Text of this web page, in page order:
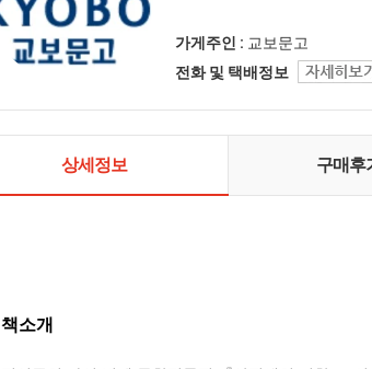
가게주인 : 교보문고
전화 및 택배정보
상세정보 구매후
책소개